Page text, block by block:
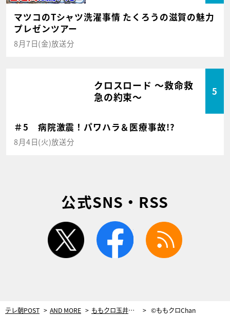
マツコのTシャツ洗濯事情 たくろうの滋賀の魅力
プレゼンツアー
8月7日(金)放送分
クロスロード ～救命救
急の約束～
5
＃5 病院激震！パワハラ＆医療事故!?
8月4日(火)放送分
公式SNS・RSS
twitter facebook
テレ朝POST AND MORE ももクロ玉井、高城に「縁切るよ！」と大絶叫！伊豆のぶらり旅でハプニング続出 ©ももクロChan